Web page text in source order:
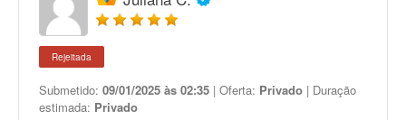
Rejeitada
Submetido: 09/01/2025 às 02:35 | Oferta: Privado | Duração
estimada: Privado